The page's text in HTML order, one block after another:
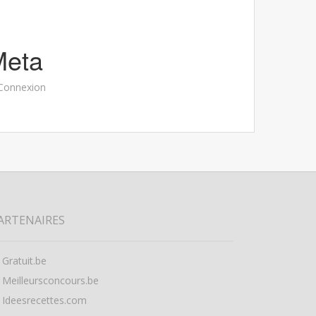
Gratuit.be
Meilleursconcours.be
Ideesrecettes.com